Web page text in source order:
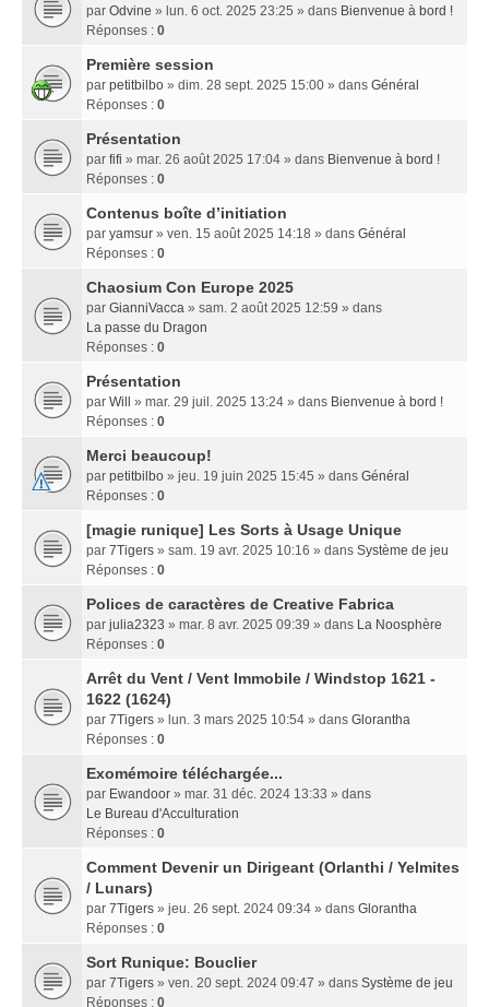
par Odvine » lun. 6 oct. 2025 23:25 » dans Bienvenue à bord !
Réponses : 0
Première session
par petitbilbo » dim. 28 sept. 2025 15:00 » dans Général
Réponses : 0
Présentation
par fifi » mar. 26 août 2025 17:04 » dans Bienvenue à bord !
Réponses : 0
Contenus boîte d’initiation
par yamsur » ven. 15 août 2025 14:18 » dans Général
Réponses : 0
Chaosium Con Europe 2025
par GianniVacca » sam. 2 août 2025 12:59 » dans
La passe du Dragon
Réponses : 0
Présentation
par Will » mar. 29 juil. 2025 13:24 » dans Bienvenue à bord !
Réponses : 0
Merci beaucoup!
par petitbilbo » jeu. 19 juin 2025 15:45 » dans Général
Réponses : 0
[magie runique] Les Sorts à Usage Unique
par 7Tigers » sam. 19 avr. 2025 10:16 » dans Système de jeu
Réponses : 0
Polices de caractères de Creative Fabrica
par julia2323 » mar. 8 avr. 2025 09:39 » dans La Noosphère
Réponses : 0
Arrêt du Vent / Vent Immobile / Windstop 1621 -
1622 (1624)
par 7Tigers » lun. 3 mars 2025 10:54 » dans Glorantha
Réponses : 0
Exomémoire téléchargée...
par Ewandoor » mar. 31 déc. 2024 13:33 » dans
Le Bureau d'Acculturation
Réponses : 0
Comment Devenir un Dirigeant (Orlanthi / Yelmites
/ Lunars)
par 7Tigers » jeu. 26 sept. 2024 09:34 » dans Glorantha
Réponses : 0
Sort Runique: Bouclier
par 7Tigers » ven. 20 sept. 2024 09:47 » dans Système de jeu
Réponses : 0